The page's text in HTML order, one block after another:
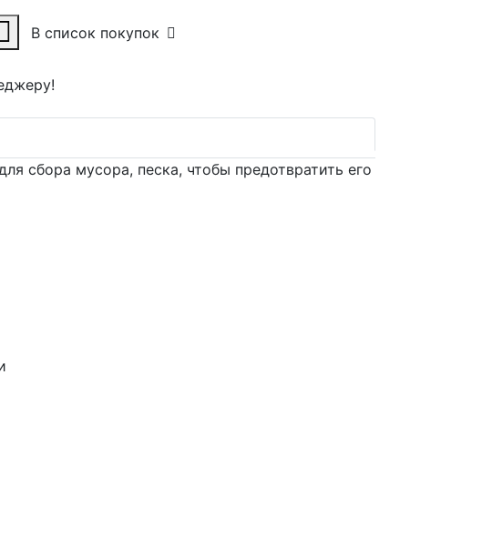
В список покупок
сбора мусора, песка, чтобы предотвратить его